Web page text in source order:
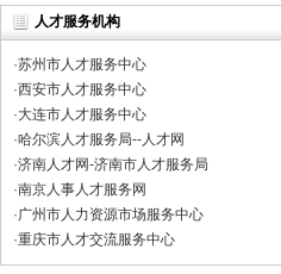
重要说明---关于国职网最新版
关于国职网性质、业务等所有
关于国职网所发证书的重要性
国职网在中华工商时报的登报
关于国职网证书有效期的公告
关于国职网业务停止的公告
人才服务机构
·苏州市人才服务中心
·西安市人才服务中心
·大连市人才服务中心
·哈尔滨人才服务局--人才网
·济南人才网-济南市人才服务局
·南京人事人才服务网
·广州市人力资源市场服务中心
·重庆市人才交流服务中心